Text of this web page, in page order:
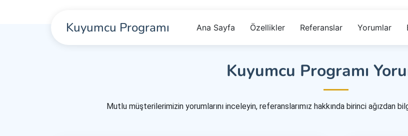
Kuyumcu Programı Ana Sayfa Özellikler Referanslar Yorumlar
Kuyumcu Programı
Mutlu müşterilerimizin yorumlarını inceleyin, referanslarımız hakkında birinci ağızdan